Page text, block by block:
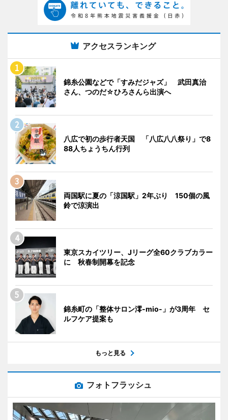
アクセスランキング
錦糸公園などで「すみだジャズ」 武田真治
さん、つのだ☆ひろさんら出演へ
八広で初の歩行者天国 「八広八八祭り」で8
88人ちょうちん行列
両国駅に夏の「涼国駅」2年ぶり 150個の風
鈴で涼演出
東京スカイツリー、Jリーグ全60クラブカラー
に 秋春制開幕を記念
錦糸町の「整体サロン澪-mio-」が3周年 セ
ルフケア提案も
もっと見る
フォトフラッシュ